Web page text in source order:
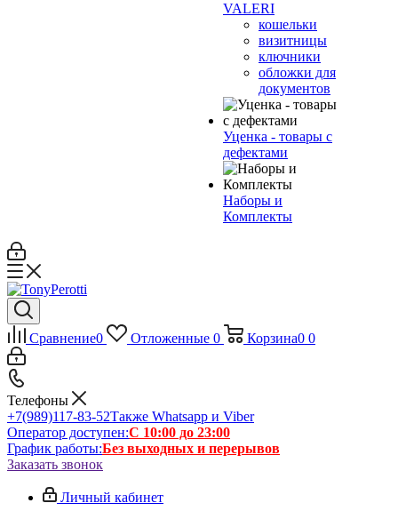
VALERI
кошельки
визитницы
ключники
обложки для
документов
Уценка - товары с
дефектами
Наборы и
Комплекты
Сравнение0 Отложенные 0 Корзина0 0
Телефоны
+7(989)117-83-52Также Whatsapp и Viber
Оператор доступен:С 10:00 до 23:00
График работы:Без выходных и перерывов
Заказать звонок
Личный кабинет